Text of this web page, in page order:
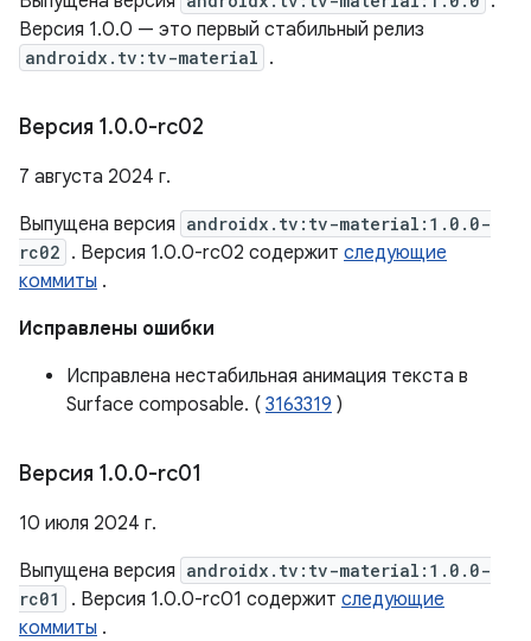
Версия 1.0.0 — это первый стабильный релиз
androidx.tv:tv-material .
Версия 1.0.0-rc02
7 августа 2024 г.
Выпущена версия androidx.tv:tv-material:1.0.0-
rc02 . Версия 1.0.0-rc02 содержит следующие
коммиты .
Исправлены ошибки
Исправлена ​​нестабильная анимация текста в
Surface composable. ( 3163319 )
Версия 1.0.0-rc01
10 июля 2024 г.
Выпущена версия androidx.tv:tv-material:1.0.0-
rc01
. Версия 1.0.0-rc01 содержит следующие
коммиты .